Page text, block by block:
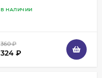
козы
В НАЛИЧИИ
360₽
324 ₽